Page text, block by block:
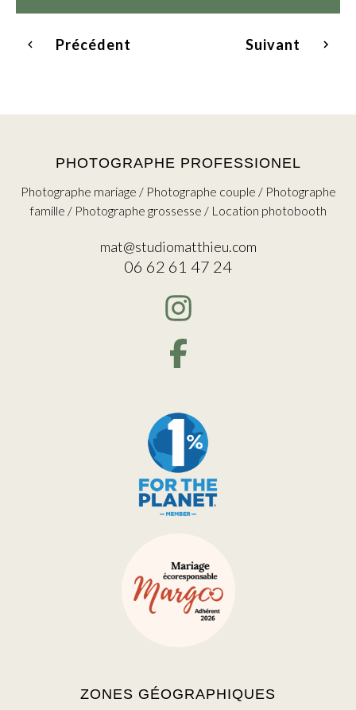
Précédent Suivant
PHOTOGRAPHE PROFESSIONEL
Photographe mariage / Photographe couple / Photographe
famille / Photographe grossesse / Location photobooth
mat@studiomatthieu.com
06 62 61 47 24
ZONES GÉOGRAPHIQUES